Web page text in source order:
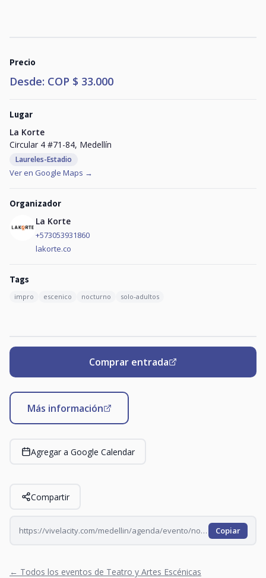
Precio
Desde: COP $ 33.000
Lugar
La Korte
Circular 4 #71-84, Medellín
Laureles-Estadio
Ver en Google Maps →
Organizador
La Korte
+573053931860
lakorte.co
Tags
impro escenico nocturno solo-adultos
Comprar entrada
Más información
Agregar a Google Calendar
Compartir
https://vivelacity.com/medellin/agenda/evento/noches-de-impro-todos-los-miercoles-2026-06-17 Copiar
← Todos los eventos de Teatro y Artes Escénicas